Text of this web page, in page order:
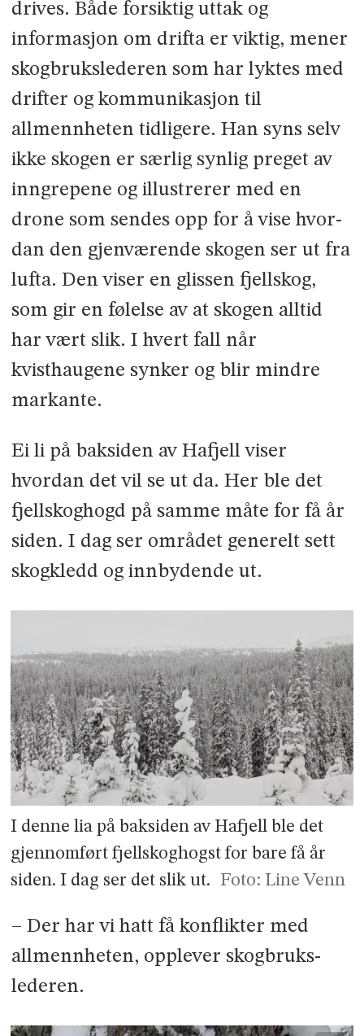
drives. Både forsiktig uttak og
informasjon om drifta er viktig, mener
skogbrukslederen som har lyktes med
drifter og kommu­nika­sjon til
allmennheten tidligere. Han syns selv
ikke skogen er særlig synlig preget av
inngrepene og illustrerer med en
drone som sendes opp for å vise hvor­
dan den gjen­værende skogen ser ut fra
lufta. Den viser en glissen fjell­skog,
som gir en følelse av at skogen alltid
har vært slik. I hvert fall når
kvisthaugene synker og blir mindre
markante.
Ei li på baksiden av Hafjell viser
hvordan det vil se ut da. Her ble det
fjellskoghogd på samme måte for få år
siden. I dag ser området generelt sett
skogkledd og innbydende ut.
I denne lia på baksiden av Hafjell ble det
gjennomført fjellskoghogst for bare få år
siden. I dag ser det slik ut.
Foto: Line Venn
– Der har vi hatt få konflikter med
allmennheten, opplever skogbruks­
lederen.